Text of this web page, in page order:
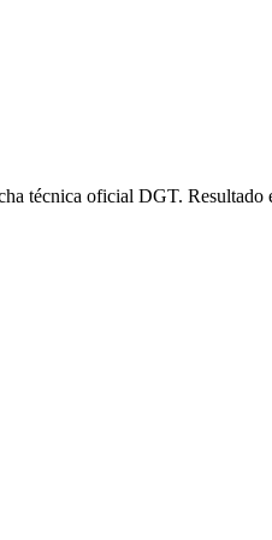
técnica oficial DGT. Resultado